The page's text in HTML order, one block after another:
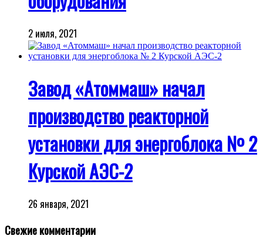
2 июля, 2021
Завод «Атоммаш» начал
производство реакторной
установки для энергоблока № 2
Курской АЭС-2
26 января, 2021
Свежие комментарии